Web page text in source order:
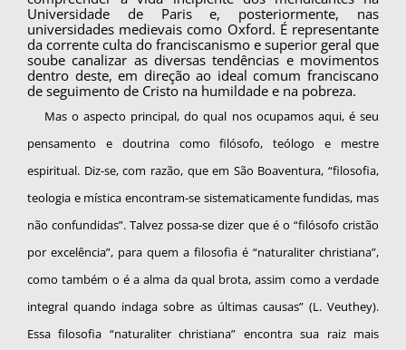
Universidade de Paris e, posteri­ormente, nas
universidades medievais como Oxford. É representante
da corrente culta do franciscanismo e superior geral que
soube cana­lizar as diversas tendências e movimentos
dentro deste, em direção ao ideal comum franciscano
de seguimento de Cristo na humildade e na pobreza.
Mas o aspecto principal, do qual nos ocupa­mos aqui, é seu
pensamento e doutrina como fi­lósofo, teólogo e mestre
espiritual. Diz-se, com razão, que em São Boaventura, “filosofia,
teolo­gia e mística encontram-se sistematicamente fun­didas, mas
não confundidas”. Talvez possa-se di­zer que é o “filósofo cristão
por excelência”, para quem a filosofia é “naturaliter christiana”,
como também o é a alma da qual brota, assim como a verdade
integral quando indaga sobre as últimas causas” (L. Veuthey).
Essa filosofia “naturaliter christiana” encontra sua raiz mais